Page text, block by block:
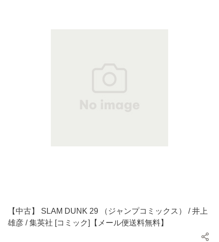
【中古】 SLAM DUNK 29 （ジャンプコミックス） / 井上
雄彦 / 集英社 [コミック]【メール便送料無料】